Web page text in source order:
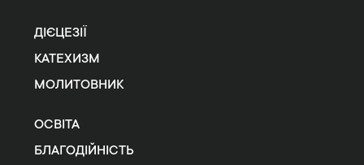
ДІЄЦЕЗІЇ
КАТЕХИЗМ
МОЛИТОВНИК
ОСВІТА
БЛАГОДІЙНІСТЬ